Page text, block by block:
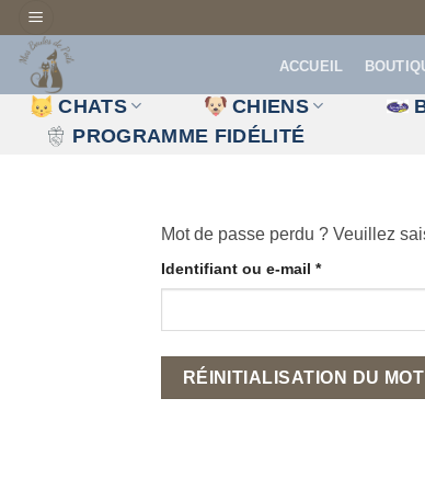
Passer
au
contenu
ACCUEIL
CHATS CHIENS
PROGRAMME FIDÉLITÉ
Mot de passe perdu ? Veuillez
Identifiant ou e-mail *Obligatoire
RÉINITIALISATION DU